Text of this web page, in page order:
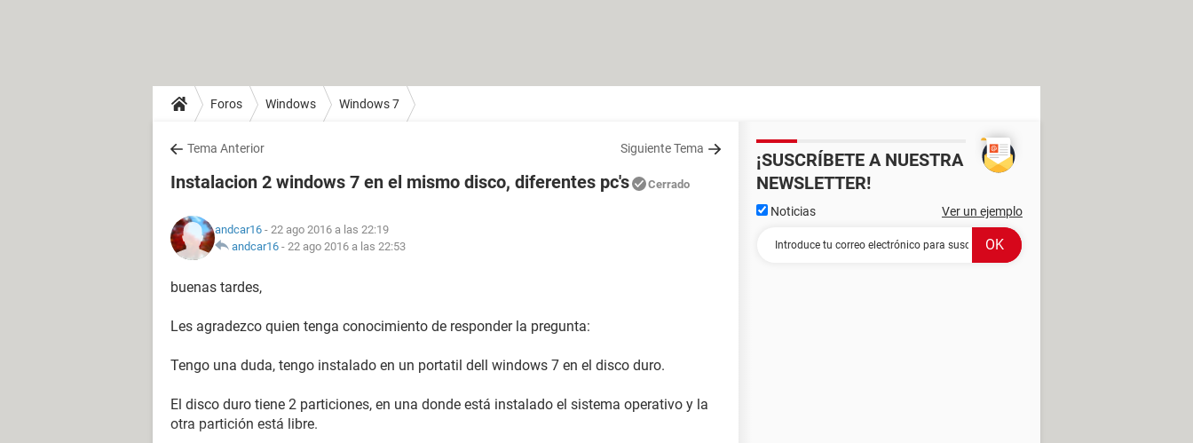
Foros Windows Windows 7
Tema Anterior Siguiente Tema
Instalacion 2 windows 7 en el mismo disco, diferentes pc's Cerrado
andcar16 - 22 ago 2016 a las 22:19
andcar16 - 22 ago 2016 a las 22:53
buenas tardes,
Les agradezco quien tenga conocimiento de responder la pregunta:
Tengo una duda, tengo instalado en un portatil dell windows 7 en el disco duro.
El disco duro tiene 2 particiones, en una donde está instalado el sistema operativo y la
otra partición está libre.
¡SUSCRÍBETE A NUESTRA
NEWSLETTER!
Noticias Ver un ejemplo